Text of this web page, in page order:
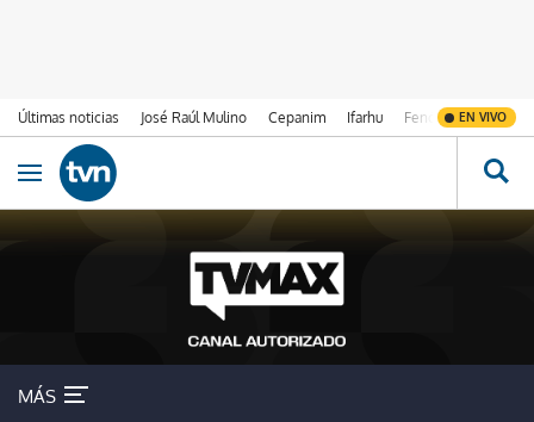
Últimas noticias José Raúl Mulino Cepanim Ifarhu Fenómeno de El
EN VIVO
Ir al contenido
Obrir navegació
MÁS